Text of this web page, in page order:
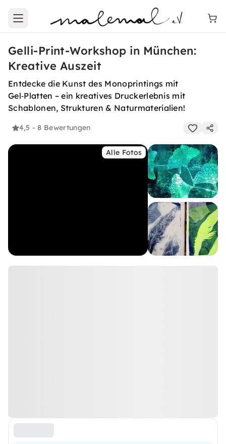
Open main menu
Gelli-Print-Workshop in München:
Kreative Auszeit
Entdecke die Kunst des Monoprintings mit
Gel‑Platten – ein kreatives Druckerlebnis mit
Schablonen, Strukturen & Naturmaterialien!
4,5 - 8 Bewertungen
Alle Fotos